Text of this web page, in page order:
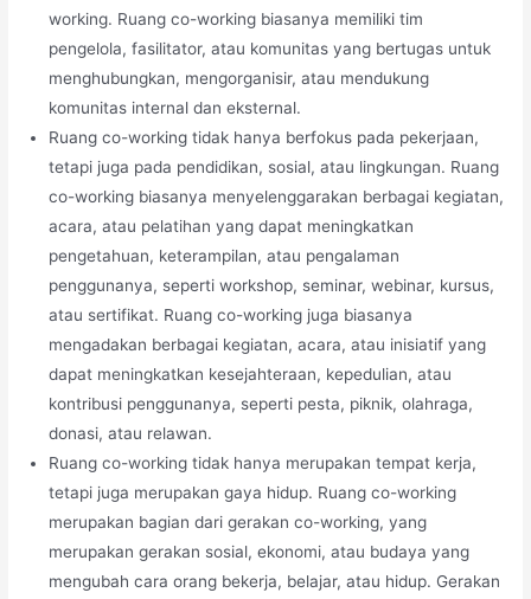
working. Ruang co-working biasanya memiliki tim
pengelola, fasilitator, atau komunitas yang bertugas untuk
menghubungkan, mengorganisir, atau mendukung
komunitas internal dan eksternal.
Ruang co-working tidak hanya berfokus pada pekerjaan,
tetapi juga pada pendidikan, sosial, atau lingkungan. Ruang
co-working biasanya menyelenggarakan berbagai kegiatan,
acara, atau pelatihan yang dapat meningkatkan
pengetahuan, keterampilan, atau pengalaman
penggunanya, seperti workshop, seminar, webinar, kursus,
atau sertifikat. Ruang co-working juga biasanya
mengadakan berbagai kegiatan, acara, atau inisiatif yang
dapat meningkatkan kesejahteraan, kepedulian, atau
kontribusi penggunanya, seperti pesta, piknik, olahraga,
donasi, atau relawan.
Ruang co-working tidak hanya merupakan tempat kerja,
tetapi juga merupakan gaya hidup. Ruang co-working
merupakan bagian dari gerakan co-working, yang
merupakan gerakan sosial, ekonomi, atau budaya yang
mengubah cara orang bekerja, belajar, atau hidup. Gerakan